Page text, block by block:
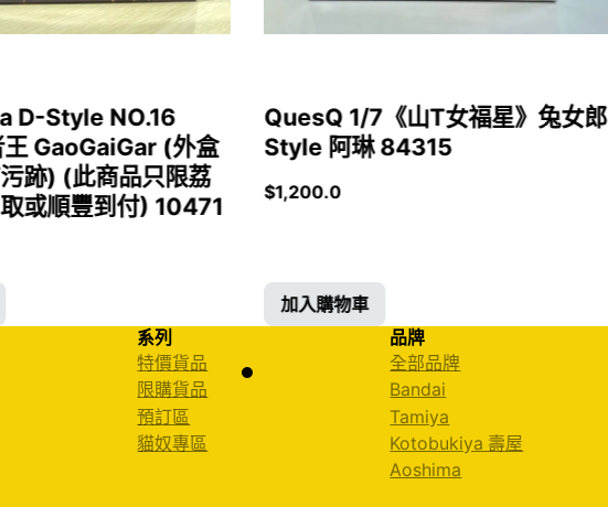
D-Style NO.16
王 GaoGaiGar (外盒
跡) (此商品只限荔
或順豐到付) 10471
QuesQ 1/7《山T女福星》兔女郎
Style 阿琳 84315
$1,200.0
加入購物車
系列
特價貨品
限購貨品
預訂區
貓奴專區
品牌
全部品牌
Bandai
Tamiya
Kotobukiya 壽屋
Aoshima